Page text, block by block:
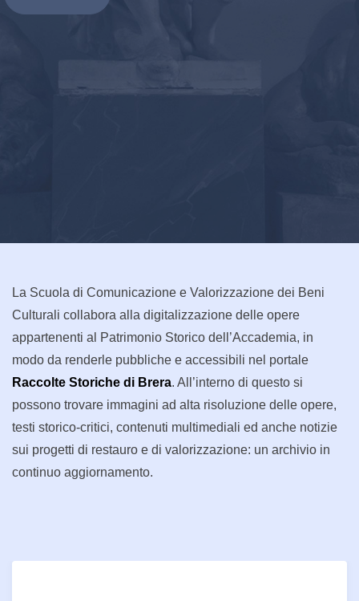
La Scuola di Comunicazione e Valorizzazione dei Beni
Culturali collabora alla digitalizzazione delle opere
appartenenti al Patrimonio Storico dell’Accademia, in
modo da renderle pubbliche e accessibili nel portale
Raccolte Storiche di Brera. All’interno di questo si
possono trovare immagini ad alta risoluzione delle opere,
testi storico-critici, contenuti multimediali ed anche notizie
sui progetti di restauro e di valorizzazione: un archivio in
continuo aggiornamento.